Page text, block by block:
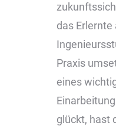
das Erlernte
Praxis
eines
glückt, hast